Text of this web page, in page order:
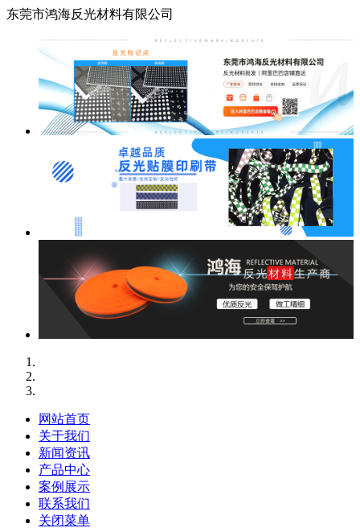
东莞市鸿海反光材料有限公司
网站首页
关于我们
新闻资讯
产品中心
案例展示
联系我们
关闭菜单